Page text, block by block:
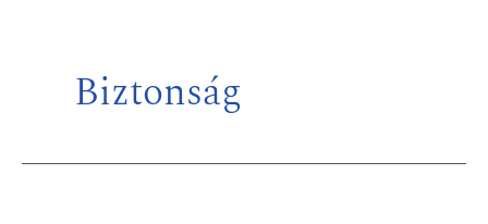
Biztonság